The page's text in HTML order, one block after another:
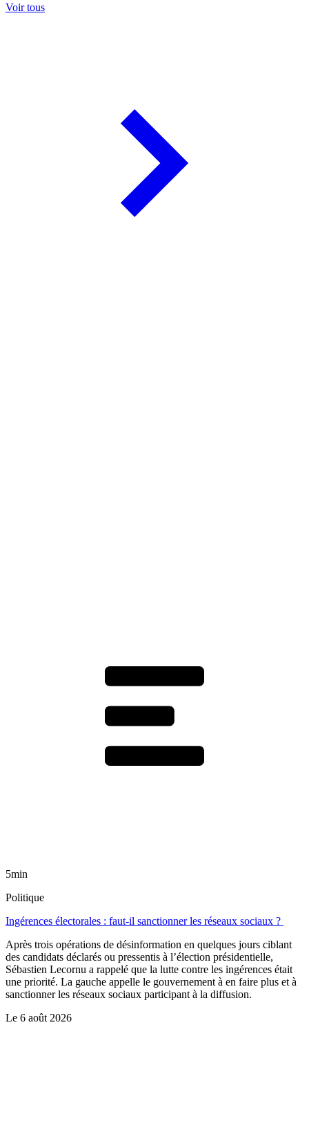
Voir tous
5min
Politique
Ingérences électorales : faut-il sanctionner les réseaux sociaux ?
Après trois opérations de désinformation en quelques jours ciblant
des candidats déclarés ou pressentis à l’élection présidentielle,
Sébastien Lecornu a rappelé que la lutte contre les ingérences était
une priorité. La gauche appelle le gouvernement à en faire plus et à
sanctionner les réseaux sociaux participant à la diffusion.
Le 6 août 2026